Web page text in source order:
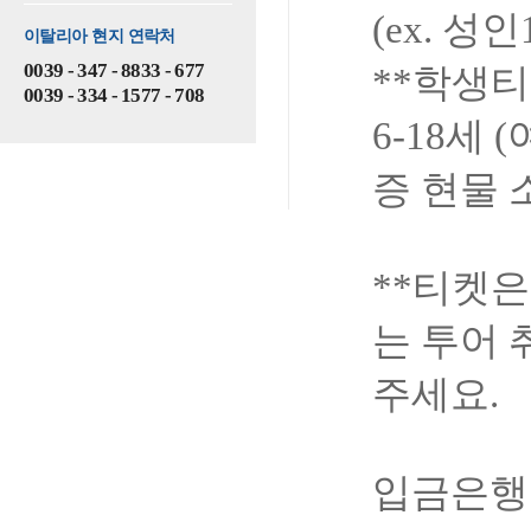
이탈리아 현지 연락처
0039 - 347 - 8833 - 677
0039 - 334 - 1577 - 708
(ex. 성인
**학생
6-18세 (
증 현물
**티켓은
는 투어
주세요.
입금은행